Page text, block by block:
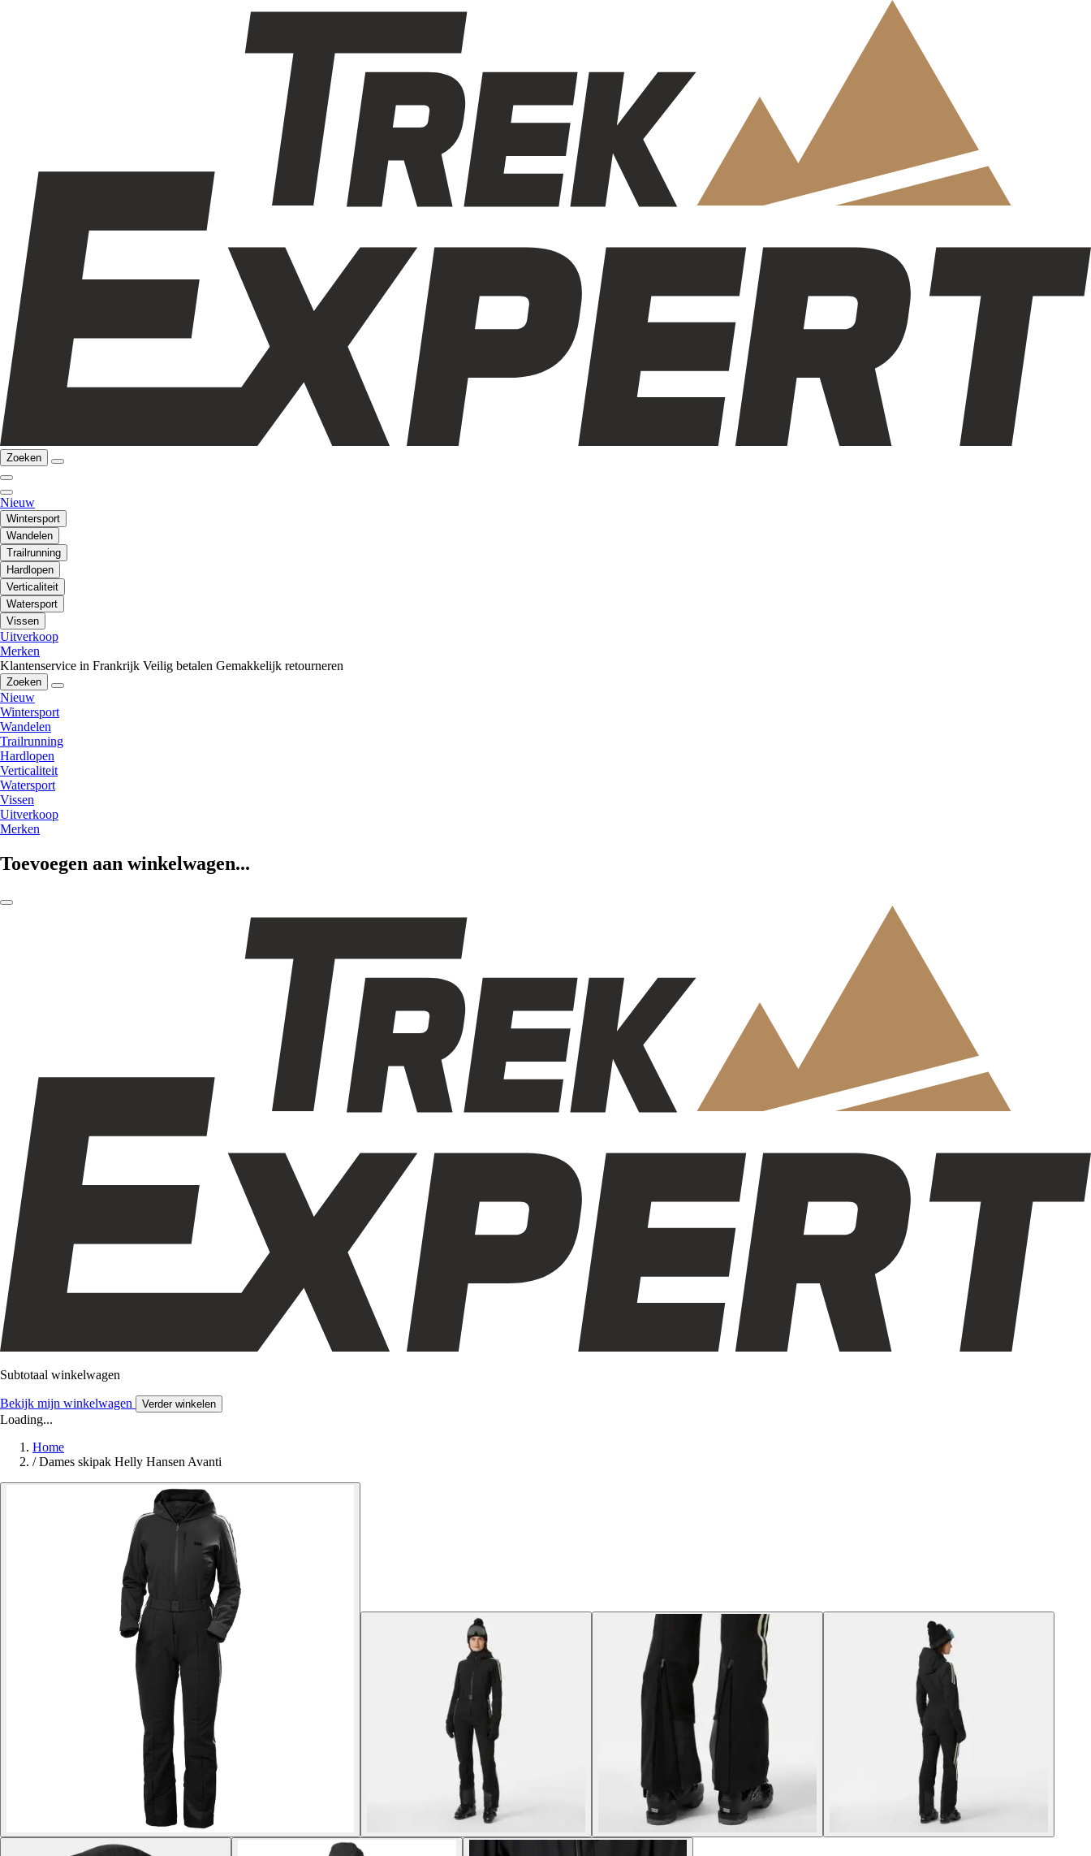
Zoeken
Nieuw
Wintersport
Wandelen
Trailrunning
Hardlopen
Verticaliteit
Watersport
Vissen
Uitverkoop
Merken
Klantenservice in Frankrijk Veilig betalen Gemakkelijk retourneren
Zoeken
Nieuw
Wintersport
Wandelen
Trailrunning
Hardlopen
Verticaliteit
Watersport
Vissen
Uitverkoop
Merken
Toevoegen aan winkelwagen...
Subtotaal winkelwagen
Bekijk mijn winkelwagen Verder winkelen
Loading...
Home
/ Dames skipak Helly Hansen Avanti